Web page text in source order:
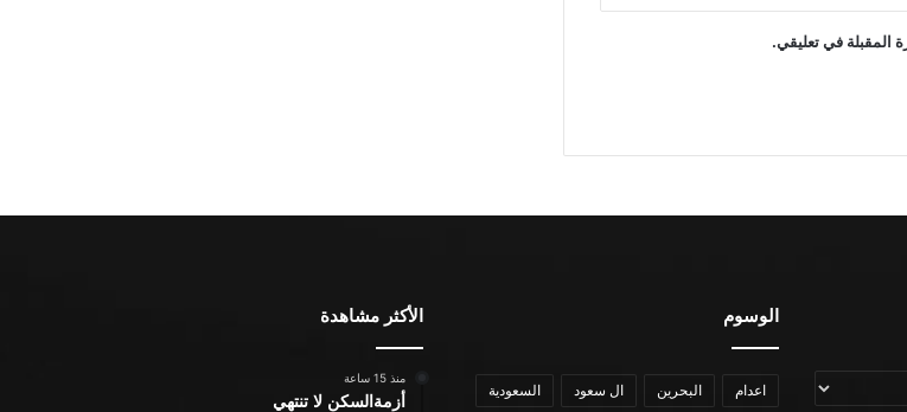
المقبلة في تعليقي.
الوسوم
اعدام البحرين ال سعود السعودية
الأكثر مشاهدة
منذ 15 ساعة
أزمةالسكن لا تنتهي